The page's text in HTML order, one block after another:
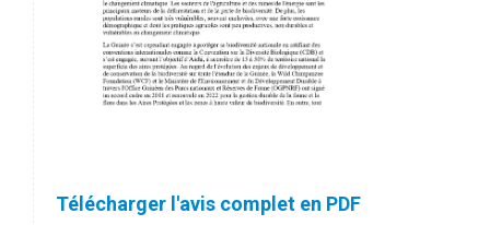
Télécharger l'avis complet en PDF